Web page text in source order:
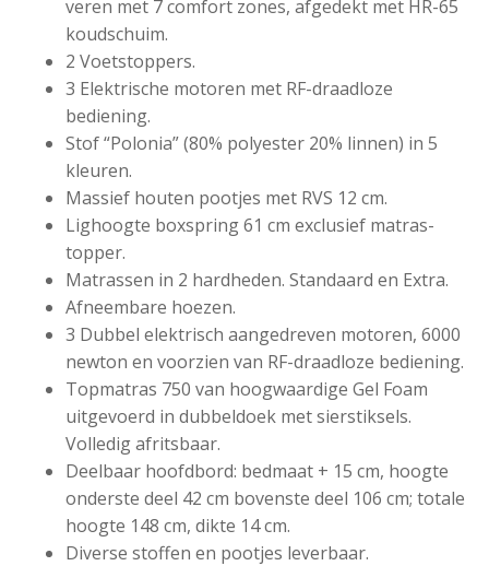
veren met 7 comfort zones, afgedekt met HR-65
koudschuim.
2 Voetstoppers.
3 Elektrische motoren met RF-draadloze
bediening.
Stof “Polonia” (80% polyester 20% linnen) in 5
kleuren.
Massief houten pootjes met RVS 12 cm.
Lighoogte boxspring 61 cm exclusief matras-
topper.
Matrassen in 2 hardheden. Standaard en Extra.
Afneembare hoezen.
3 Dubbel elektrisch aangedreven motoren, 6000
newton en voorzien van RF-draadloze bediening.
Topmatras 750 van hoogwaardige Gel Foam
uitgevoerd in dubbeldoek met sierstiksels.
Volledig afritsbaar.
Deelbaar hoofdbord: bedmaat + 15 cm, hoogte
onderste deel 42 cm bovenste deel 106 cm; totale
hoogte 148 cm, dikte 14 cm.
Diverse stoffen en pootjes leverbaar.